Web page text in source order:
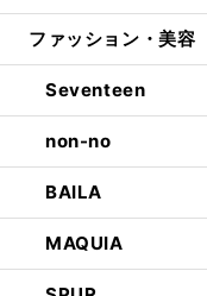
ファッション・美容
Seventeen
non-no
BAILA
MAQUIA